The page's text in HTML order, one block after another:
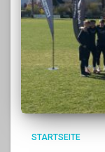
STARTSEITE